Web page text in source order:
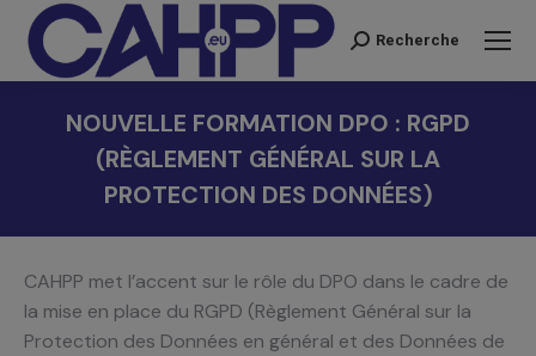
Recherche
Recherche
NOUVELLE FORMATION DPO : RGPD
(RÈGLEMENT GÉNÉRAL SUR LA
PROTECTION DES DONNÉES)
CAHPP met l’accent sur le rôle du DPO dans le cadre de
la mise en place du RGPD (Règlement Général sur la
Protection des Données en général et des Données de